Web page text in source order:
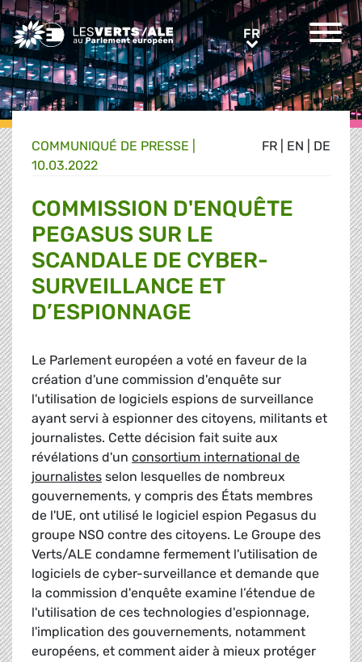
Greens/EFA Home FRFR
FR EN DE
COMMUNIQUÉ DE PRESSE
10.03.2022
COMMISSION D'ENQUÊTE
PEGASUS SUR LE
SCANDALE DE CYBER-
SURVEILLANCE ET
D’ESPIONNAGE
Le Parlement européen a voté en faveur de la
création d'une commission d'enquête sur
l'utilisation de logiciels espions de surveillance
ayant servi à espionner des citoyens, militants et
journalistes. Cette décision fait suite aux
révélations d'un consortium international de
journalistes selon lesquelles de nombreux
gouvernements, y compris des États membres
de l'UE, ont utilisé le logiciel espion Pegasus du
groupe NSO contre des citoyens. Le Groupe des
Verts/ALE condamne fermement l'utilisation de
logiciels de cyber-surveillance et demande que
la commission d'enquête examine l’étendue de
l'utilisation de ces technologies d'espionnage,
l'implication des gouvernements, notamment
européens, et comment aider à mieux protéger